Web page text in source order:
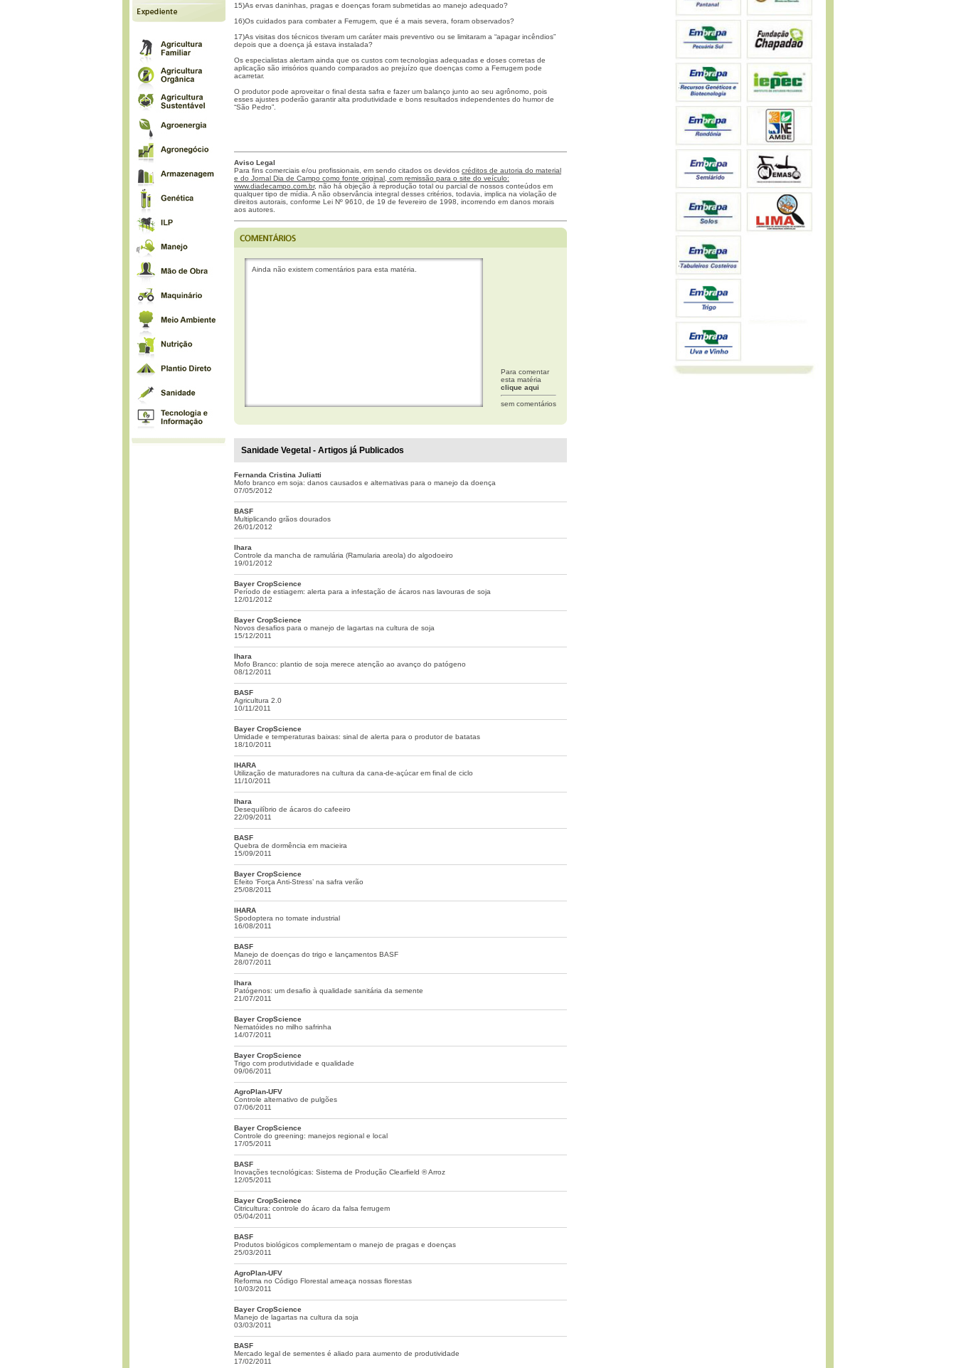
15)As ervas daninhas, pragas e doenças foram submetidas ao manejo adequado?
16)Os cuidados para combater a Ferrugem, que é a mais severa, foram observados?
17)As visitas dos técnicos tiveram um caráter mais preventivo ou se limitaram a “apagar incêndios”
depois que a doença já estava instalada?
Os especialistas alertam ainda que os custos com tecnologias adequadas e doses corretas de
aplicação são irrisórios quando comparados ao prejuízo que doenças como a Ferrugem pode
acarretar.
O produtor pode aproveitar o final desta safra e fazer um balanço junto ao seu agrônomo, pois
esses ajustes poderão garantir alta produtividade e bons resultados independentes do humor de
“São Pedro”.
Aviso Legal
Para fins comerciais e/ou profissionais, em sendo citados os devidos créditos de autoria do material
e do Jornal Dia de Campo como fonte original, com remissão para o site do veículo:
www.diadecampo.com.br, não há objeção à reprodução total ou parcial de nossos conteúdos em
qualquer tipo de mídia. A não observância integral desses critérios, todavia, implica na violação de
direitos autorais, conforme Lei Nº 9610, de 19 de fevereiro de 1998, incorrendo em danos morais
aos autores.
Ainda não existem comentários para esta matéria.
Para comentar
esta matéria
clique aqui
sem comentários
Sanidade Vegetal - Artigos já Publicados
Fernanda Cristina Juliatti
Mofo branco em soja: danos causados e alternativas para o manejo da doença
07/05/2012
BASF
Multiplicando grãos dourados
26/01/2012
Ihara
Controle da mancha de ramulária (Ramularia areola) do algodoeiro
19/01/2012
Bayer CropScience
Período de estiagem: alerta para a infestação de ácaros nas lavouras de soja
12/01/2012
Bayer CropScience
Novos desafios para o manejo de lagartas na cultura de soja
15/12/2011
Ihara
Mofo Branco: plantio de soja merece atenção ao avanço do patógeno
08/12/2011
BASF
Agricultura 2.0
10/11/2011
Bayer CropScience
Umidade e temperaturas baixas: sinal de alerta para o produtor de batatas
18/10/2011
IHARA
Utilização de maturadores na cultura da cana-de-açúcar em final de ciclo
11/10/2011
Ihara
Desequilíbrio de ácaros do cafeeiro
22/09/2011
BASF
Quebra de dormência em macieira
15/09/2011
Bayer CropScience
Efeito ‘Força Anti-Stress’ na safra verão
25/08/2011
IHARA
Spodoptera no tomate industrial
16/08/2011
BASF
Manejo de doenças do trigo e lançamentos BASF
28/07/2011
Ihara
Patógenos: um desafio à qualidade sanitária da semente
21/07/2011
Bayer CropScience
Nematóides no milho safrinha
14/07/2011
Bayer CropScience
Trigo com produtividade e qualidade
09/06/2011
AgroPlan-UFV
Controle alternativo de pulgões
07/06/2011
Bayer CropScience
Controle do greening: manejos regional e local
17/05/2011
BASF
Inovações tecnológicas: Sistema de Produção Clearfield ® Arroz
12/05/2011
Bayer CropScience
Citricultura: controle do ácaro da falsa ferrugem
05/04/2011
BASF
Produtos biológicos complementam o manejo de pragas e doenças
25/03/2011
AgroPlan-UFV
Reforma no Código Florestal ameaça nossas florestas
10/03/2011
Bayer CropScience
Manejo de lagartas na cultura da soja
03/03/2011
BASF
Mercado legal de sementes é aliado para aumento de produtividade
17/02/2011